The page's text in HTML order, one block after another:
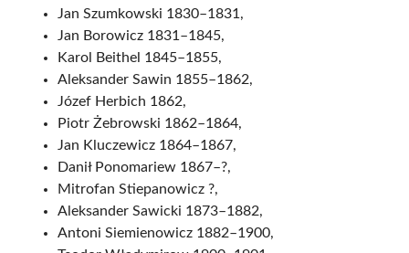
Jan Szumkowski 1830–1831,
Jan Borowicz 1831–1845,
Karol Beithel 1845–1855,
Aleksander Sawin 1855–1862,
Józef Herbich 1862,
Piotr Żebrowski 1862–1864,
Jan Kluczewicz 1864–1867,
Danił Ponomariew 1867–?,
Mitrofan Stiepanowicz ?,
Aleksander Sawicki 1873–1882,
Antoni Siemienowicz 1882–1900,